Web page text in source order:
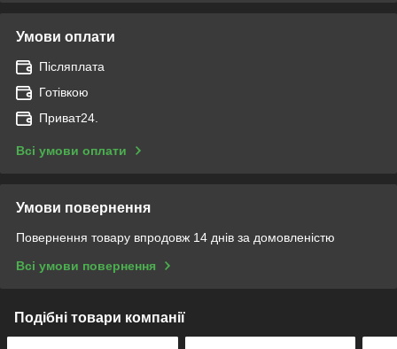
Умови оплати
Післяплата
Готівкою
Приват24.
Всі умови оплати
Умови повернення
Повернення товару впродовж 14 днів за домовленістю
Всі умови повернення
Подібні товари компанії